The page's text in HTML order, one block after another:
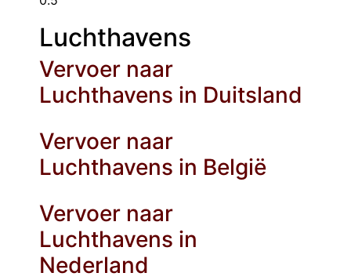
Luchthavens
Vervoer naar
Luchthavens in Duitsland
Vervoer naar
Luchthavens in België
Vervoer naar
Luchthavens in
Nederland